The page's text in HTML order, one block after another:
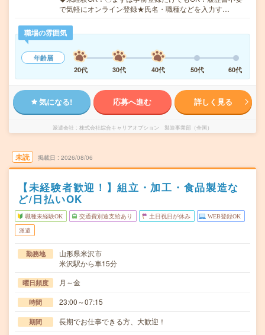
で気軽にオンライン登録★氏名・職種などを入力す…
職場の雰囲気
年齢層
20代
30代 40代 50代 60代
気になる! 応募へ進む 詳しく見る
派遣会社 株式会社綜合キャリアオプション 製造事業部（全国）
未読 掲載日 2026/08/06
【未経験者歓迎！】組立・加工・食品製造な
ど/日払いOK
職種未経験OK 交通費別途支給あり 土日祝日が休み WEB登録OK
派遣
勤務地
山形県米沢市
米沢駅から車15分
曜日頻度 月～金
時間 23:00～07:15
期間 長期でお仕事できる方、大歓迎！